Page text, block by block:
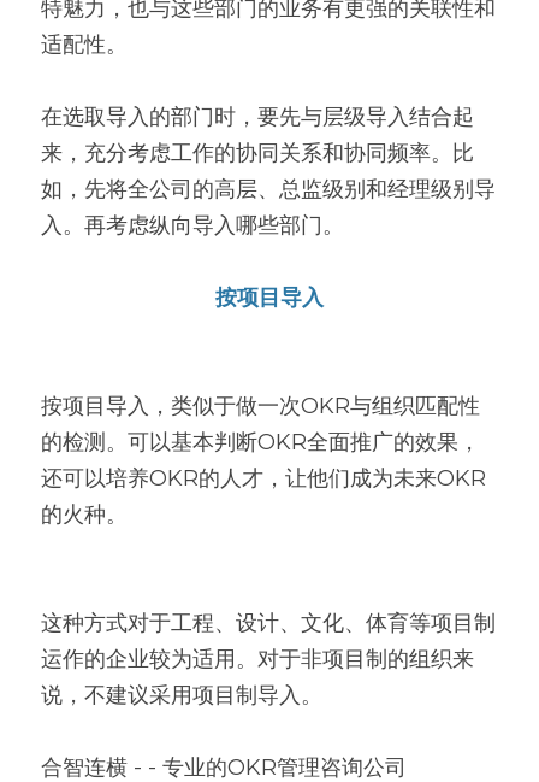
特魅力，也与这些部门的业务有更强的关联性和
适配性。
在选取导入的部门时，要先与层级导入结合起
来，充分考虑工作的协同关系和协同频率。比
如，先将全公司的高层、总监级别和经理级别导
入。再考虑纵向导入哪些部门。
按项目导入
按项目导入，类似于做一次OKR与组织匹配性
的检测。可以基本判断OKR全面推广的效果，
还可以培养OKR的人才，让他们成为未来OKR
的火种。
这种方式对于工程、设计、文化、体育等项目制
运作的企业较为适用。对于非项目制的组织来
说，不建议采用项目制导入。
合智连横 - - 专业的OKR管理咨询公司